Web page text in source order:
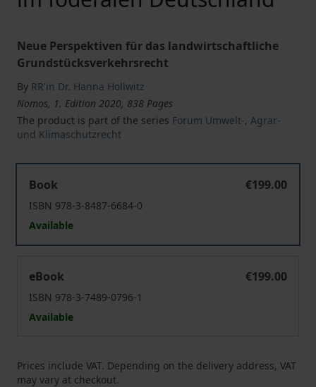
Neue Perspektiven für das landwirtschaftliche
Grundstücksverkehrsrecht
By RR'in Dr. Hanna Hollwitz
Nomos, 1. Edition 2020, 838 Pages
The product is part of the series Forum Umwelt-, Agrar-
und Klimaschutzrecht
Book
€199.00
ISBN 978-3-8487-6684-0
Available
eBook
€199.00
ISBN 978-3-7489-0796-1
Available
Prices include VAT. Depending on the delivery address, VAT
may vary at checkout.